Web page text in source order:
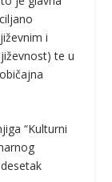
i
te u
“Kulturni